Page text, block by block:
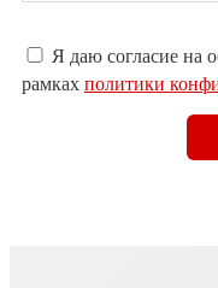
это
поле
Я даю согласие на
рамкахполитики